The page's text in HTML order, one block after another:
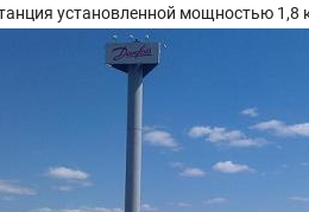
установленной мощностью 1,8